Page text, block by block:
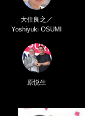
大住良之／
Yoshiyuki OSUMI
原悦生